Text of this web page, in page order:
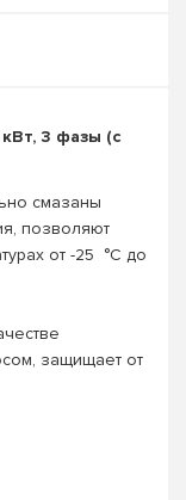
3 фазы (с
смазаны
позволяют
от -25 °С до
защищает от